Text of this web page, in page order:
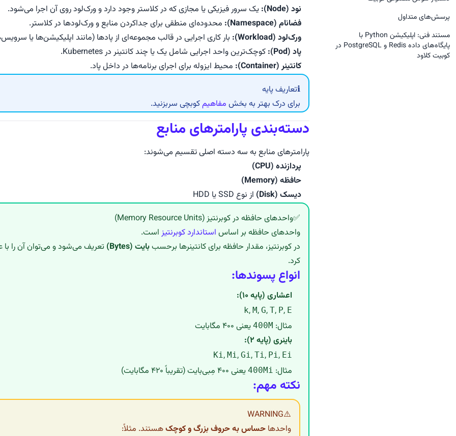
مخزن گیت (GitOps)
گواهی‌های دامنه‌ها
والت
توسعه و استقرار مداوم (CI/CD)
پایگاه داده MySQL
ابزار n8n
پروژه‌ها
کاربران (مدیریت دسترسی اعضا)
مدیریت کاربران
پرسش‌های متداول
مستند فنی: اپلیکیشن Python با
پایگاه‌های داده‌ Redis و PostgreSQL در
کوبیت کلاود
نود (Node):
یک سرور فیزیکی یا مجازی که در کلاستر وجود دارد و ورک‌لود روی آن اجرا می‌شود.
فضانام (Namespace):
محدوده‌ای منطقی برای جداکردن منابع و ورک‌لودها در کلاستر.
ورک‌لود (Workload):
بار کاری اجرایی در قالب مجموعه‌ای از پادها (مانند اپلیکیشن‌ها یا
پاد (Pod):
کوچک‌ترین واحد اجرایی شامل یک یا چند کانتینر در Kubernetes.
کانتینر (Container):
محیط ایزوله برای اجرای برنامه‌ها در داخل پاد.
ℹ️تعاریف پایه
برای درک بهتر به بخش مفاهیمکوبچی سربزنید.
دسته‌بندی پارامترهای منابع
پارامترهای منابع به سه دسته اصلی تقسیم می‌شوند:
پردازنده (CPU)
حافظه (Memory)
دیسک (Disk)
از نوع SSD یا HDD
✅واحدهای حافظه در کوبرنتیز (Memory Resource Units)
واحدهای حافظه بر اساس استاندارد کوبرنتیز است.
در کوبرنتیز، مقدار حافظه برای کانتینرها برحسببایت (Bytes)
تعریف می‌شود و می‌توان آن را
کرد.
انواع پسوندها:
اعشاری (پایه ۱۰):
k, M, G, T, P, E
مثال: 400M یعنی ۴۰۰ مگابایت
باینری (پایه ۲):
Ki, Mi, Gi, Ti, Pi, Ei
مثال: 400Mi یعنی ۴۰۰ مِبی‌بایت (تقریباً ۴۲۰ مگابایت)
نکته مهم:
⚠️
WARNING
واحدها حساس به حروف بزرگ و کوچکهستند. مثلاً: